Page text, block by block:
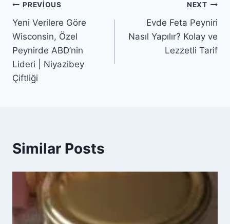
Yazı
gezinmesi
PREVIOUS
Yeni Verilere Göre
Wisconsin, Özel
Peynirde ABD’nin
Lideri | Niyazibey
Çiftliği
NEXT
Evde Feta Peyniri
Nasıl Yapılır? Kolay ve
Lezzetli Tarif
Similar Posts